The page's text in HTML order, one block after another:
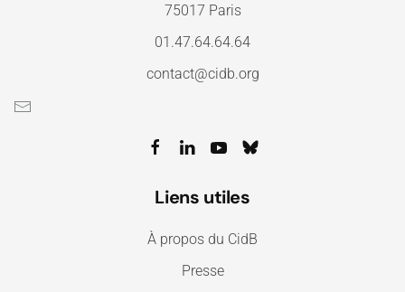
75017 Paris
01.47.64.64.64
contact@cidb.org
Liens utiles
À propos du CidB
Presse